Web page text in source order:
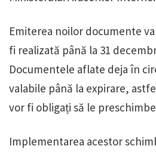
Emiterea noilor documente
fi realizată până la 31
Documentele aflate deja în
valabile până la expirare,
vor fi obligați să le
Implementarea acestor